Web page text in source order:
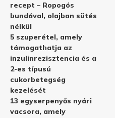
recept – Ropogós
bundával, olajban sütés
nélkül
5 szuperétel, amely
támogathatja az
inzulinrezisztencia és a
2-es típusú
cukorbetegség
kezelését
13 egyserpenyős nyári
vacsora, amely